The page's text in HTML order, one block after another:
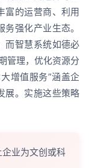
富的运营商、利用
强化产业生态。
而智慧系统如德必
管理，优化资源分
增值服务”涵盖企
展。实施这些策略
业为文创或科